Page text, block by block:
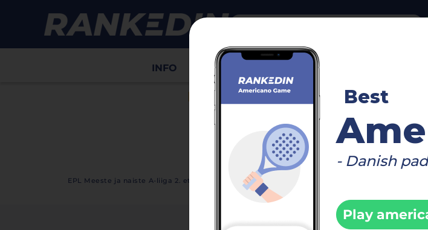
INFO Draws
EPL Meeste ja naiste A-liiga 2. etapp | Padelstar Helme | L: 7774# P: 6934#
Best
- Danish
Play